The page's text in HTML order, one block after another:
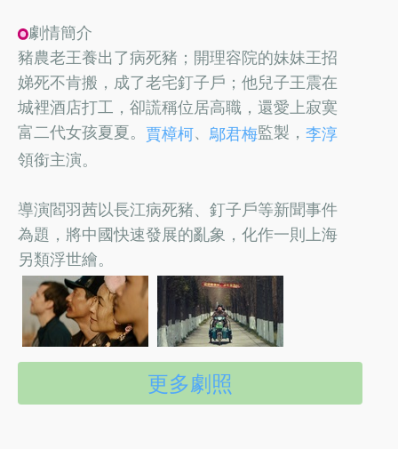
劇情簡介
豬農老王養出了病死豬；開理容院的妹妹王招
娣死不肯搬，成了老宅釘子戶；他兒子王震在
城裡酒店打工，卻謊稱位居高職，還愛上寂寞
富二代女孩夏夏。 賈樟柯、 鄔君梅監製， 李淳
領銜主演。
導演閻羽茜以長江病死豬、釘子戶等新聞事件
為題，將中國快速發展的亂象，化作一則上海
另類浮世繪。
更多劇照